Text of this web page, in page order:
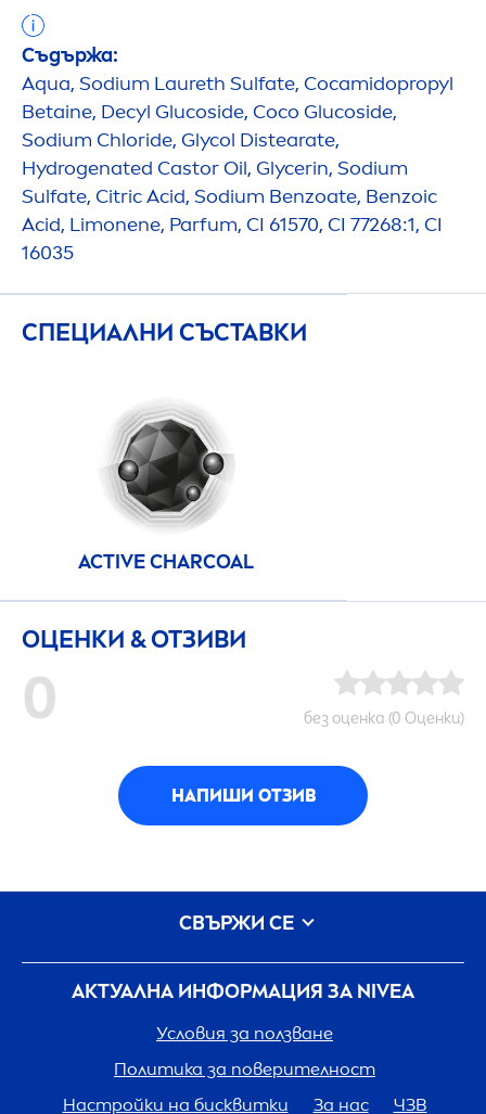
Съдържа:
Aqua, Sodium Laureth Sulfate, Cocamidopropyl
Betaine, Decyl Glucoside, Coco Glucoside,
Sodium Chloride, Glycol Distearate,
Hydrogenated Castor Oil, Glycerin, Sodium
Sulfate, Citric Acid, Sodium Benzoate, Benzoic
Acid, Limonene, Parfum, CI 61570, CI 77268:1, CI
16035
СПЕЦИАЛНИ СЪСТАВКИ
ACTIVECHARCOAL
ОЦЕНКИ & ОТЗИВИ
0 без оценка (0 Оценки)
НАПИШИ ОТЗИВ
АКТУАЛНА ИНФОРМАЦИЯ ЗА NIVEA
Условия за ползване
Политика за поверителност
Настройки на бисквитки
За нас ЧЗВ
СВЪРЖИ СЕ